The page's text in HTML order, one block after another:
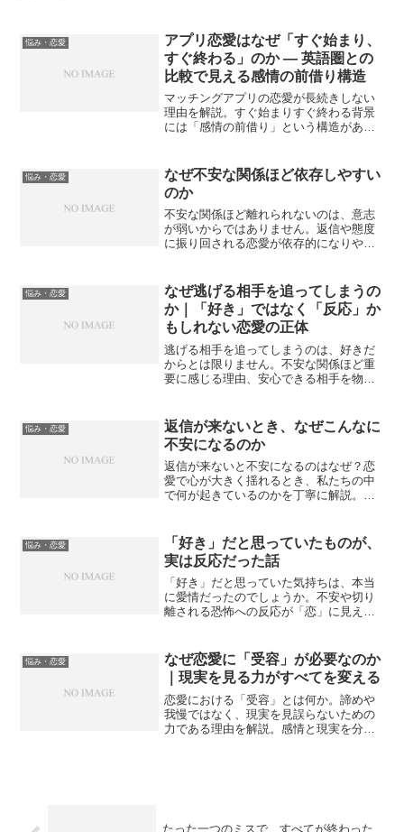
悩み・恋愛
アプリ恋愛はなぜ「すぐ始まり、
すぐ終わる」のか — 英語圏との
比較で見える感情の前借り構造
マッチングアプリの恋愛が長続きしない
理由を解説。すぐ始まりすぐ終わる背景
には「感情の前借り」という構造があ
す。
悩み・恋愛
なぜ不安な関係ほど依存しやすい
のか
不安な関係ほど離れられないのは、意志
が弱いからではありません。返信や態度
に振り回される恋愛が依存的になりやす
説します。
悩み・恋愛
なぜ逃げる相手を追ってしまうの
か｜「好き」ではなく「反応」か
もしれない恋愛の正体
逃げる相手を追ってしまうのは、好きだ
からとは限りません。不安な関係ほど重
要に感じる理由、安心できる相手を物足
丁寧に解説します。
悩み・恋愛
返信が来ないとき、なぜこんなに
不安になるのか
返信が来ないと不安になるのはなぜ？恋
愛で心が大きく揺れるとき、私たちの中
で何が起きているのかを丁寧に解説。不
す。
悩み・恋愛
「好き」だと思っていたものが、
実は反応だった話
「好き」だと思っていた気持ちは、本当
に愛情だったのでしょうか。不安や切り
離される恐怖への反応が「恋」に見える
説します。
悩み・恋愛
なぜ恋愛に「受容」が必要なのか
｜現実を見る力がすべてを変える
恋愛における「受容」とは何か。諦めや
我慢ではなく、現実を見誤らないための
力である理由を解説。感情と現実を分け
たった一つのミスで、すべてが終わった